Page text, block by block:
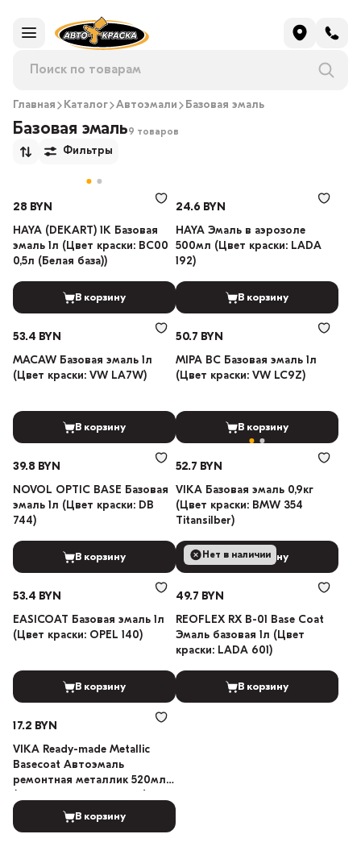
Главная Каталог Автоэмали Базовая эмаль
Базовая эмаль9 товаров
Фильтры
28 BYN
HAYA (DEKART) 1К Базовая
эмаль 1л (Цвет краски: BC00
0,5л (Белая база))
В корзину
24.6 BYN
HAYA Эмаль в аэрозоле
500мл (Цвет краски: LADA
192)
В корзину
53.4 BYN
MACAW Базовая эмаль 1л
(Цвет краски: VW LA7W)
В корзину
50.7 BYN
MIPA BC Базовая эмаль 1л
(Цвет краски: VW LC9Z)
В корзину
39.8 BYN
NOVOL OPTIC BASE Базовая
эмаль 1л (Цвет краски: DB
744)
В корзину
52.7 BYN
VIKA Базовая эмаль 0,9кг
(Цвет краски: BMW 354
Titansilber)
В корзину
53.4 BYN
EASICOAT Базовая эмаль 1л
(Цвет краски: OPEL 140)
В корзину
Нет в наличии
49.7 BYN
REOFLEX RX B-01 Base Coat
Эмаль базовая 1л (Цвет
краски: LADA 601)
В корзину
17.2 BYN
VIKA Ready-made Metallic
Basecoat Автоэмаль
ремонтная металлик 520мл
В корзину